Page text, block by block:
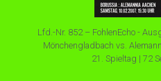
Lfd.-Nr. 852 – FohlenEcho -
Mönchengladbach vs.
21. Spieltag | 72